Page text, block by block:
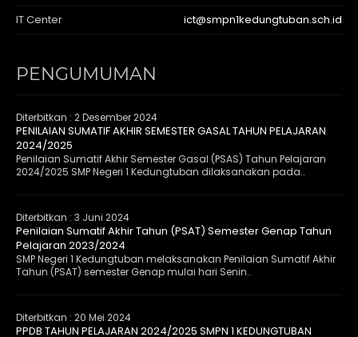
IT Center
ict@smpn1kedungtuban.sch.id
PENGUMUMAN
Diterbitkan : 2 Desember 2024
PENILAIAN SUMATIF AKHIR SEMESTER GASAL TAHUN PELAJARAN
2024/2025
Penilaian Sumatif Akhir Semester Gasal (PSAS) Tahun Pelajaran
2024/2025 SMP Negeri 1 Kedungtuban dilaksanakan pada..
Diterbitkan : 3 Juni 2024
Penilaian Sumatif Akhir Tahun (PSAT) Semester Genap Tahun
Pelajaran 2023/2024
SMP Negeri 1 Kedungtuban melaksanakan Penilaian Sumatif Akhir
Tahun (PSAT) semester Genap mulai hari Senin..
Diterbitkan : 20 Mei 2024
PPDB TAHUN PELAJARAN 2024/2025 SMPN 1 KEDUNGTUBAN